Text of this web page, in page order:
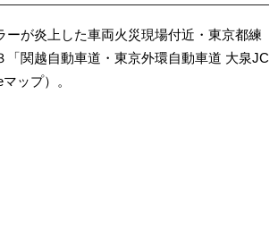
ーが炎上した車両火災現場付近・東京都練
「関越自動車道・東京外環自動車道 大泉JC
ップ）。